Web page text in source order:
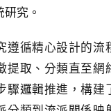
究。
遵循精心設計的流
提取、分類直至網
驟邏輯推進，構建